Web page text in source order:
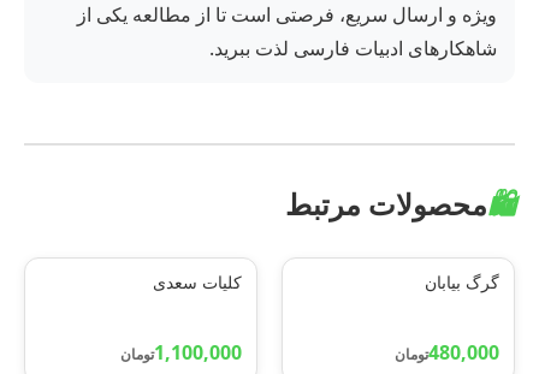
ویژه و ارسال سریع، فرصتی است تا از مطالعه یکی از
شاهکارهای ادبیات فارسی لذت ببرید.
🛍️محصولات مرتبط
گرگ بیابان
480,000تومان
کلیات سعدی
1,100,000تومان